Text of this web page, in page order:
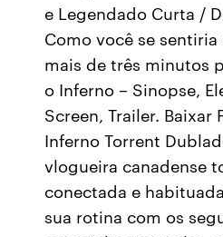
e Legendado Curta /
Como você se sentiria
mais de três minutos
o Inferno – Sinopse,
Screen, Trailer. Baixar
Inferno Torrent
vlogueira canadense
conectada e
sua rotina com os